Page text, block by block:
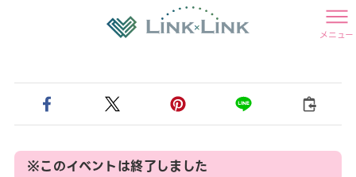
メニュー
※このイベントは終了しました